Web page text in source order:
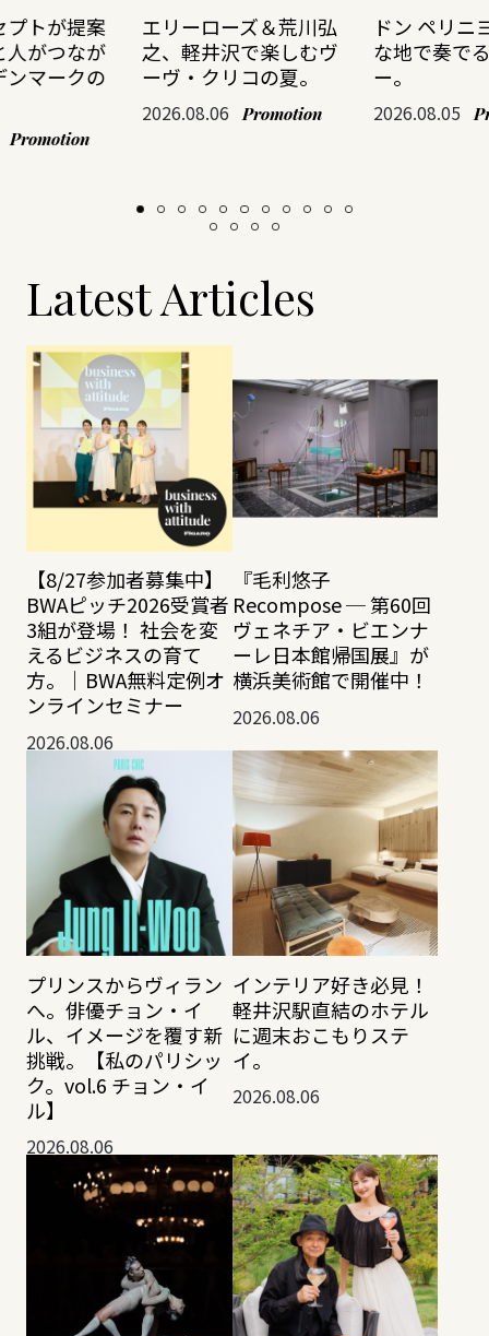
プトが提案
人がつなが
ンマークの
Promotion
エリーローズ＆荒川弘
之、軽井沢で楽しむヴ
ーヴ・クリコの夏。
2026.08.06 Promotion
ドン ペリニ
な地で奏で
ー。
2026.08.05
Latest Articles
【8/27参加者募集中】
BWAピッチ2026受賞者
3組が登場！ 社会を変
えるビジネスの育て
方。｜BWA無料定例オ
ンラインセミナー
2026.08.06
『毛利悠子
Recompose ─ 第60回
ヴェネチア・ビエンナ
ーレ日本館帰国展』が
横浜美術館で開催中！
2026.08.06
プリンスからヴィラン
へ。俳優チョン・イ
ル、イメージを覆す新
挑戦。【私のパリシッ
ク。vol.6 チョン・イ
ル】
2026.08.06
インテリア好き必見！
軽井沢駅直結のホテル
に週末おこもりステ
イ。
2026.08.06